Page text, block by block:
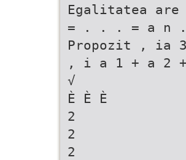
Egalitatea
= . . . = a n .
Propozit , ia
, i a 1 + a 2
√
È È È
2
2
2